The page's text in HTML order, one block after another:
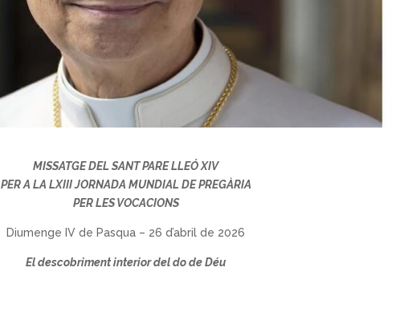
MISSATGE DEL SANT PARE LLEÓ XIV
PER A LA LXIII JORNADA MUNDIAL DE PREGÀRIA
PER LES VOCACIONS
Diumenge IV de Pasqua – 26 d’abril de 2026
El descobriment interior del do de Déu